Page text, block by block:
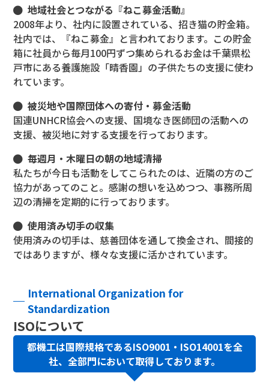
地域社会とつながる『ねこ募金活動』
2008年より、社内に設置されている、招き猫の貯金箱。
社内では、『ねこ募金』と言われております。この貯金
箱に社員から毎月100円ずつ集められるお金は千葉県松
戸市にある養護施設「晴香園」の子供たちの支援に使わ
れています。
被災地や国際団体への寄付・募金活動
国連UNHCR協会への支援、国境なき医師団の活動への
支援、被災地に対する支援を行っております。
毎週月・木曜日の朝の地域清掃
私たちが今日も活動をしてこられたのは、近隣の方のご
協力があってのこと。感謝の想いを込めつつ、事務所周
辺の清掃を定期的に行っております。
使用済み切手の収集
使用済みの切手は、慈善団体を通して換金され、間接的
ではありますが、様々な支援に活かされています。
International Organization for
Standardization
ISOについて
都機工は国際規格であるISO9001・ISO14001を全
社、全部門において取得しております。